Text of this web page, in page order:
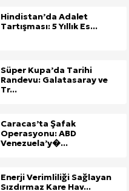
Hindistan’da Adalet
Tartışması: 5 Yıllık Es...
Süper Kupa’da Tarihi
Randevu: Galatasaray ve
Tr...
Caracas’ta Şafak
Operasyonu: ABD
Venezuela’y�...
Enerji Verimliliği Sağlayan
Sızdırmaz Kare Hav...